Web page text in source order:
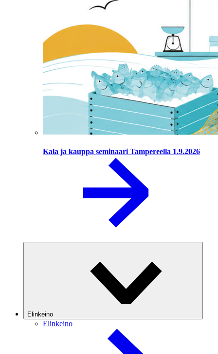
Kala ja kauppa seminaari Tampereella 1.9.2026
Elinkeino
Elinkeino